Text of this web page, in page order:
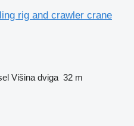
rig and crawler crane
Višina dviga 32 m